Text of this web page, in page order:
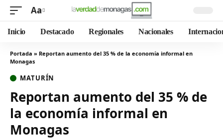
Aa
Inicio Destacado Regionales Nacionales
Portada » Reportan aumento del 35 % de la economía informal en
Monagas
MATURÍN
Reportan aumento del 35 % de
la economía informal en
Monagas